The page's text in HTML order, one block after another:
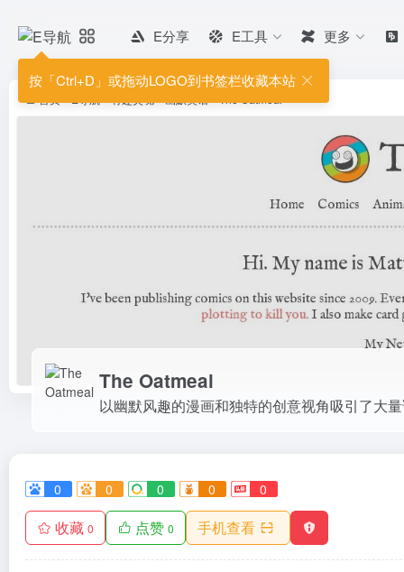
按「Ctrl+D」或拖动LOGO到书签栏收藏本站
E分享 E工具 更多
The Oatmeal
0 0 0 0 0
收藏 0 点赞 0 手机查看
以幽默风趣的漫画和独特的创意